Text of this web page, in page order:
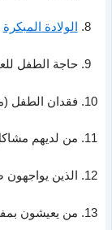
الولادة المبكرة
حاجة الطفل
فقدان الطفل
من لديهم
الذين
من يعيشون